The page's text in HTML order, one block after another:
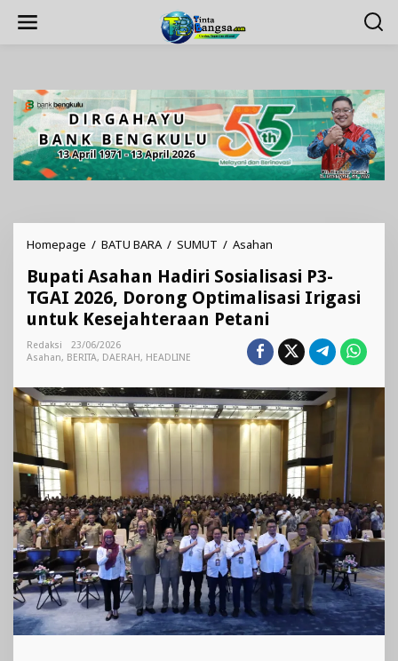
Homepage / BATU BARA / SUMUT / Asahan
Hadiri
Sosialisasi
P3-
2026,
Dorong
Irigasi
untuk
Kesejahteraan
Petani
Bupati Asahan Hadiri Sosialisasi P3-
TGAI 2026, Dorong Optimalisasi Irigasi
untuk Kesejahteraan Petani
Redaksi
23/06/2026
Asahan, BERITA, DAERAH, HEADLINE